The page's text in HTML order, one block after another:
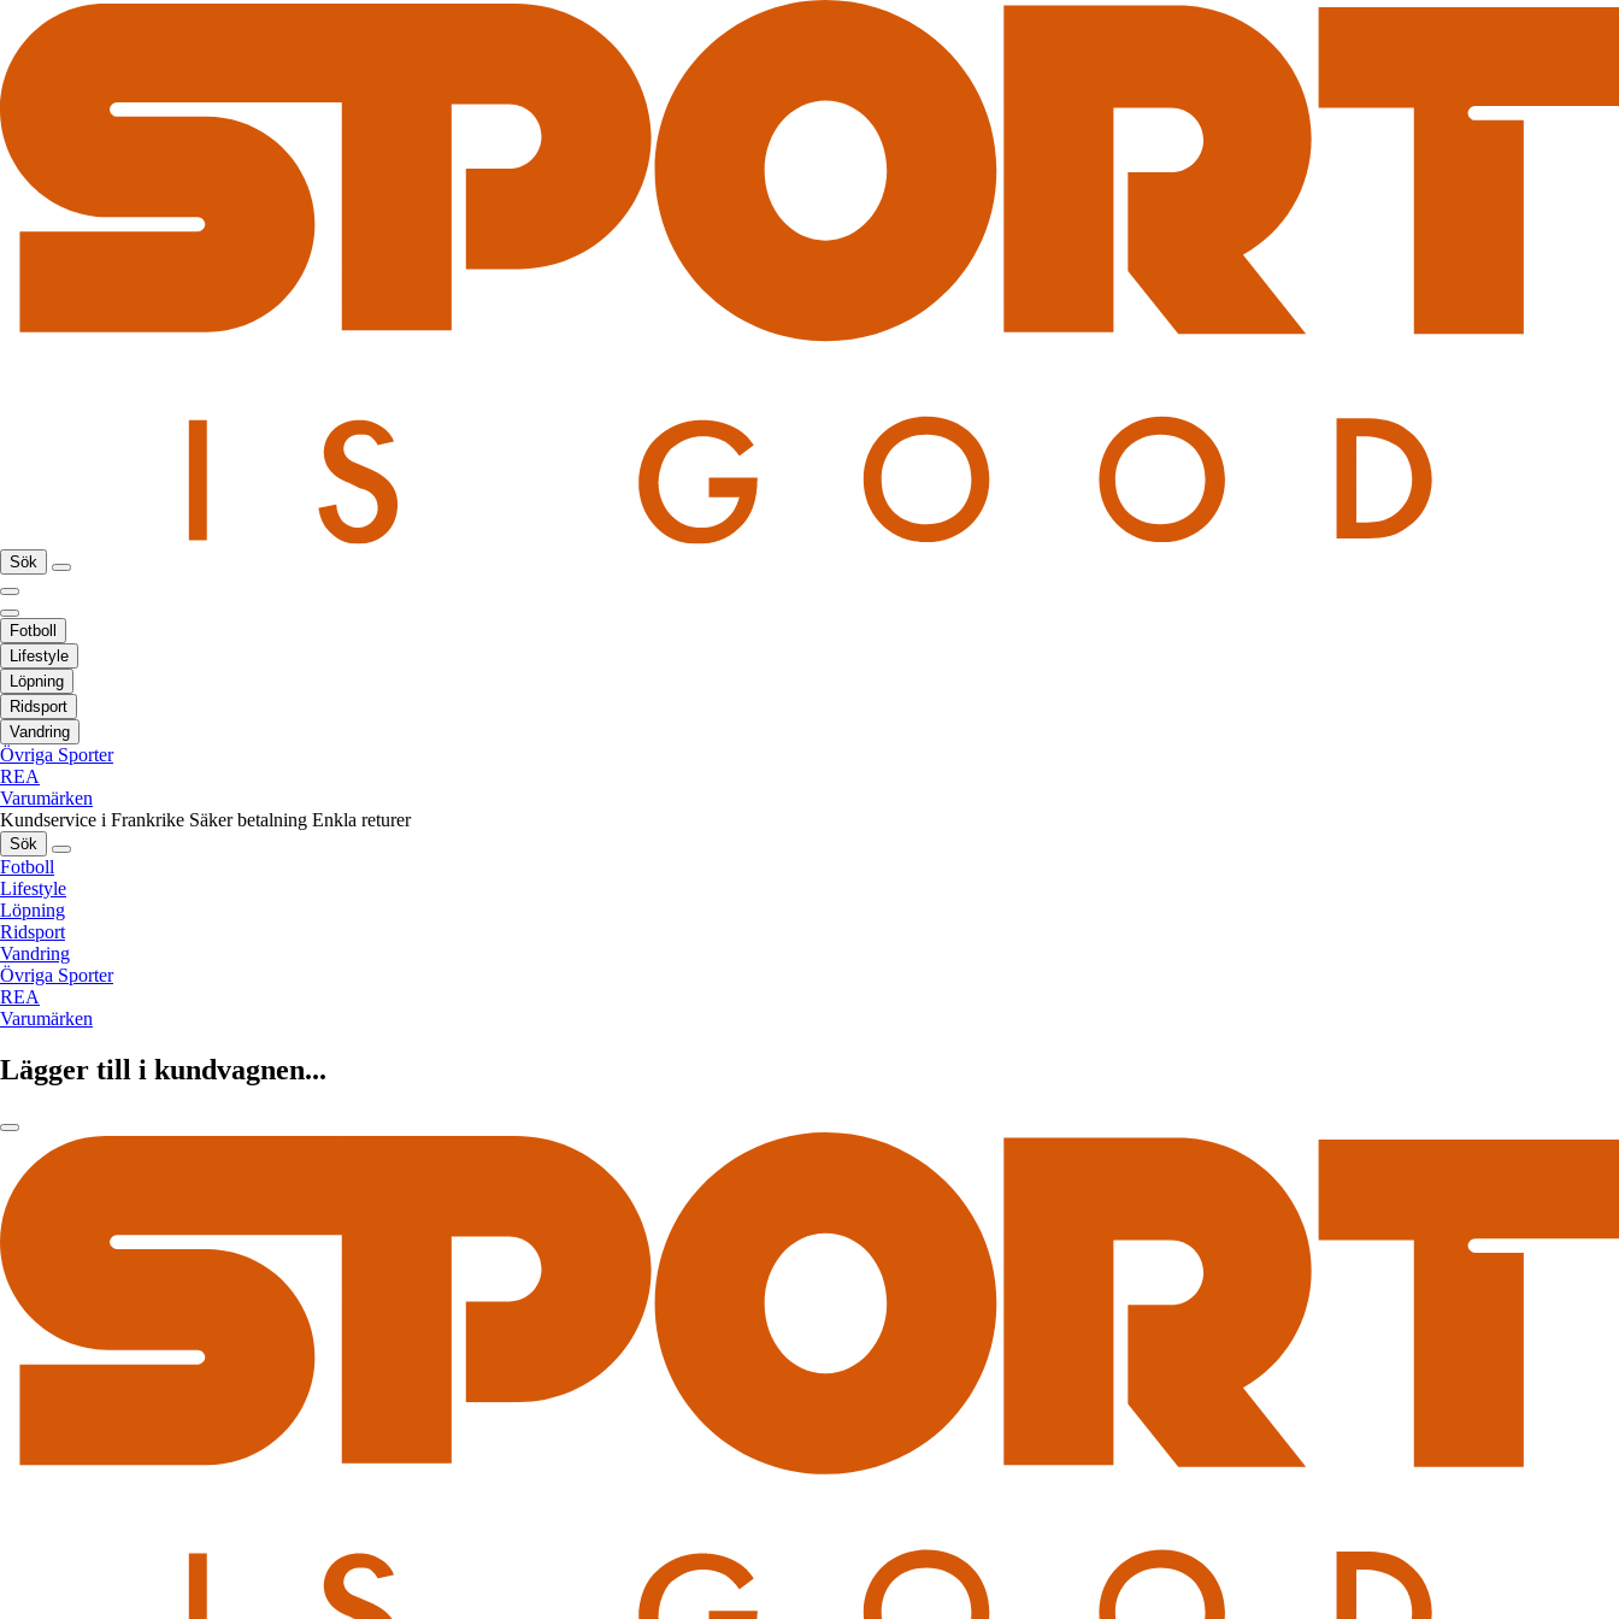
Sök
Fotboll
Lifestyle
Löpning
Ridsport
Vandring
Övriga Sporter
REA
Varumärken
Kundservice i Frankrike Säker betalning Enkla returer
Sök
Fotboll
Lifestyle
Löpning
Ridsport
Vandring
Övriga Sporter
REA
Varumärken
Lägger till i kundvagnen...